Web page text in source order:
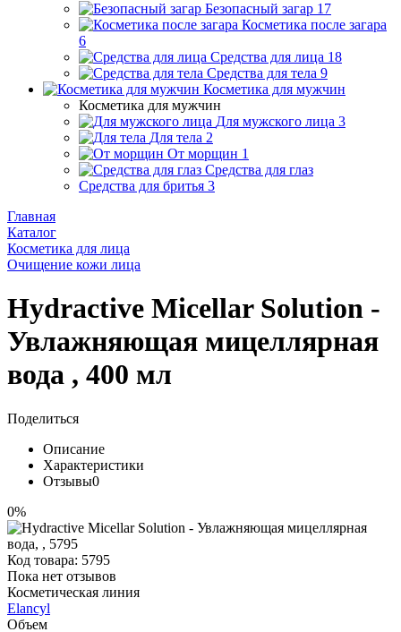
Безопасный загар 17
Косметика после загара
6
Средства для лица 18
Средства для тела 9
Косметика для мужчин
Косметика для мужчин
Для мужского лица 3
Для тела 2
От морщин 1
Средства для глаз
Средства для бритья 3
Главная
Каталог
Косметика для лица
Очищение кожи лица
Hydractive Micellar Solution -
Увлажняющая мицеллярная
вода , 400 мл
Поделиться
Описание
Характеристики
Отзывы0
0%
Код товара: 5795
Пока нет отзывов
Косметическая линия
Elancyl
Объем